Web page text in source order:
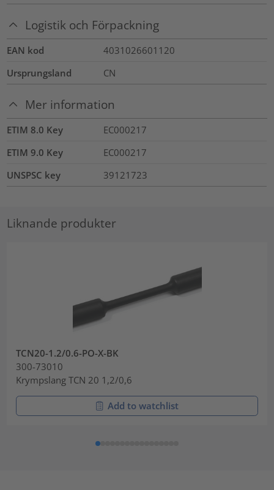
Logistik och Förpackning
EAN kod
4031026601120
Ursprungsland
CN
Mer information
ETIM 8.0 Key
EC000217
ETIM 9.0 Key
EC000217
UNSPSC key
39121723
Liknande produkter
TCN20-1.2/0.6-PO-X-BK
300-73010
Krympslang TCN 20 1,2/0,6
Add to watchlist